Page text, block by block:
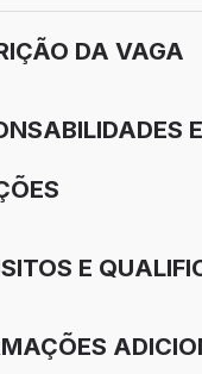
DA VAGA
E
E